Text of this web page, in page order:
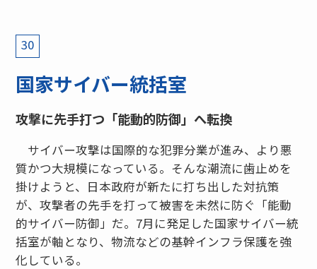
30
国家サイバー統括室
攻撃に先手打つ「能動的防御」へ転換
サイバー攻撃は国際的な犯罪分業が進み、より悪
質かつ大規模になっている。そんな潮流に歯止めを
掛けようと、日本政府が新たに打ち出した対抗策
が、攻撃者の先手を打って被害を未然に防ぐ「能動
的サイバー防御」だ。7月に発足した国家サイバー統
括室が軸となり、物流などの基幹インフラ保護を強
化している。